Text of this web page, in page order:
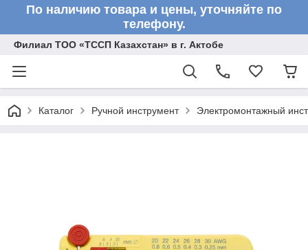
По наличию товара и цены, уточняйте по
телефону.
Филиал ТОО «ТССП Казахстан» в г. Актобе
Каталог Ручной инструмент Электромонтажный